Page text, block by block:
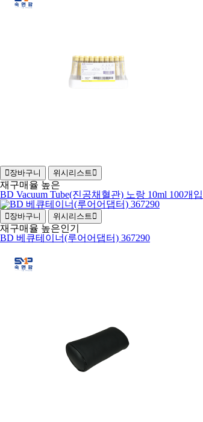
장바구니 위시리스트
재구매율 높은
BD Vacuum Tube(진공채혈관) 노랑 10ml 100개
장바구니 위시리스트
재구매율 높은인기
BD 베큐테이너(루어어댑터) 367290